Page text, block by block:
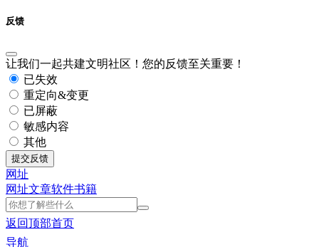
反馈
让我们一起共建文明社区！您的反馈至关重要！
已失效
重定向&变更
已屏蔽
敏感内容
其他
提交反馈
网址
网址文章软件书籍
返回顶部首页
导航